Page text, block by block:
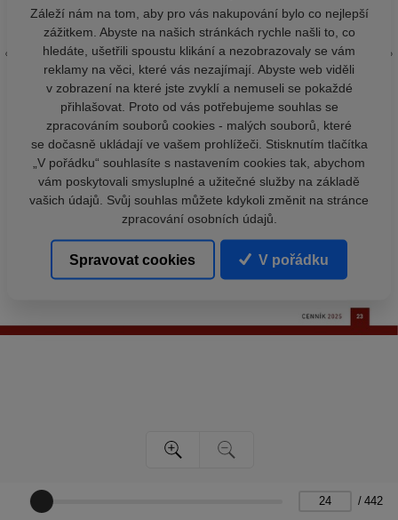
/ 442
Záleží nám na tom, aby pro vás nakupování bylo co nejlepší
zážitkem. Abyste na našich stránkách rychle našli to, co
hledáte, ušetřili spoustu klikání a nezobrazovaly se vám
reklamy na věci, které vás nezajímají. Abyste web viděli
v zobrazení na které jste zvyklí a nemuseli se pokaždé
přihlašovat. Proto od vás potřebujeme souhlas se
zpracováním souborů cookies - malých souborů, které
se dočasně ukládají ve vašem prohlížeči. Stisknutím tlačítka
„V pořádku“ souhlasíte s nastavením cookies tak, abychom
vám poskytovali smysluplné a užitečné služby na základě
vašich údajů. Svůj souhlas můžete kdykoli změnit na stránce
zpracování osobních údajů.
Spravovat cookies V pořádku